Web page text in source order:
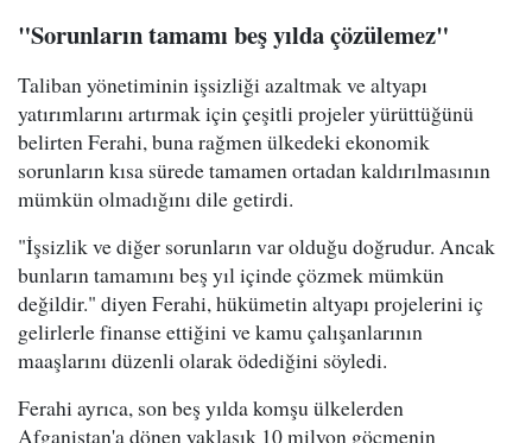
"Sorunların tamamı beş yılda çözülemez"
Taliban yönetiminin işsizliği azaltmak ve altyapı
yatırımlarını artırmak için çeşitli projeler yürüttüğünü
belirten Ferahi, buna rağmen ülkedeki ekonomik
sorunların kısa sürede tamamen ortadan kaldırılmasının
mümkün olmadığını dile getirdi.
"İşsizlik ve diğer sorunların var olduğu doğrudur. Ancak
bunların tamamını beş yıl içinde çözmek mümkün
değildir." diyen Ferahi, hükümetin altyapı projelerini iç
gelirlerle finanse ettiğini ve kamu çalışanlarının
maaşlarını düzenli olarak ödediğini söyledi.
Ferahi ayrıca, son beş yılda komşu ülkelerden
Afganistan'a dönen yaklaşık 10 milyon göçmenin